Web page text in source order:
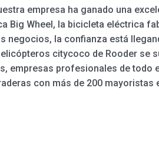
empresa ha ganado una
Wheel, la bicicleta eléctrica
negocios, la confianza está
citycoco de Rooder se
empresas profesionales de
con más de 200 mayoristas